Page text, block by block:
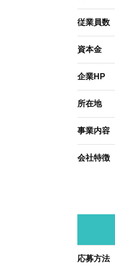
従業員数
資本金
企業HP
所在地
事業内容
会社特徴
応募方法